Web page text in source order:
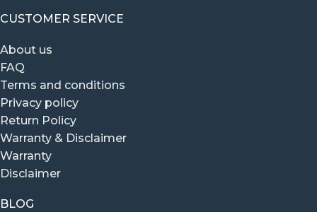
CUSTOMER SERVICE
About us
FAQ
Terms and conditions
Privacy policy
Return Policy
Warranty & Disclaimer
Warranty
Disclaimer
BLOG